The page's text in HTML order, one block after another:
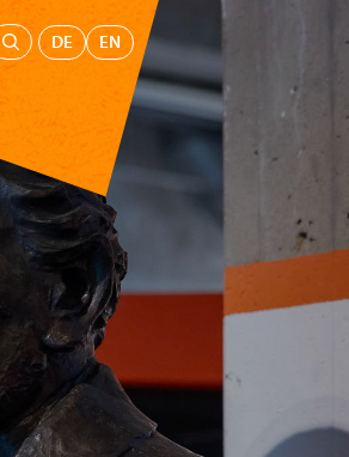
DE EN
Koop tickets
Menu